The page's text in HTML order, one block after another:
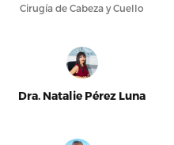
Cirugía de Cabeza y Cuello
Dra. Natalie Pérez Luna